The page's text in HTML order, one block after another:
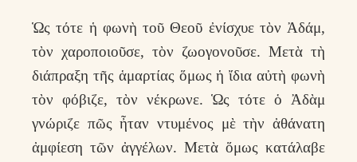
Ὡς τότε ἡ φωνὴ τοῦ Θεοῦ ἐνίσχυε τὸν Ἀδάμ,
τὸν χαροποιοῦσε, τὸν ζωογονοῦσε. Μετὰ τὴ
διάπραξη τῆς ἁμαρτίας ὅμως ἡ ἴδια αὐτὴ φωνὴ
τὸν φόβιζε, τὸν νέκρωνε. Ὡς τότε ὁ Ἀδὰμ
γνώριζε πῶς ἦταν ντυμένος μὲ τὴν ἀθάνατη
ἀμφίεση τῶν ἀγγέλων. Μετὰ ὅμως κατάλαβε